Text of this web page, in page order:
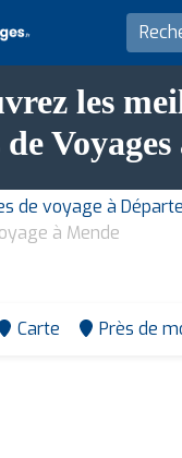
les
de
de voyage à
à Mende
Carte Près de